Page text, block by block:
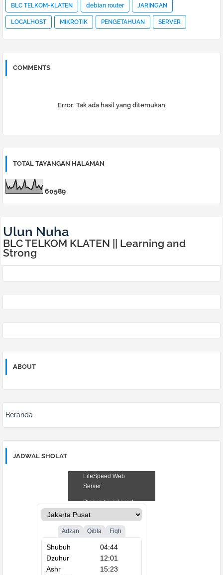
BLC TELKOM-KLATEN debian router JARINGAN
LOCALHOST MIKROTIK PENGETAHUAN SERVER
COMMENTS
Error: Tak ada hasil yang ditemukan
TOTAL TAYANGAN HALAMAN
60589
Ulun Nuha
BLC TELKOM KLATEN || Learning and
Strong
ABOUT
Beranda
JADWAL SHOLAT